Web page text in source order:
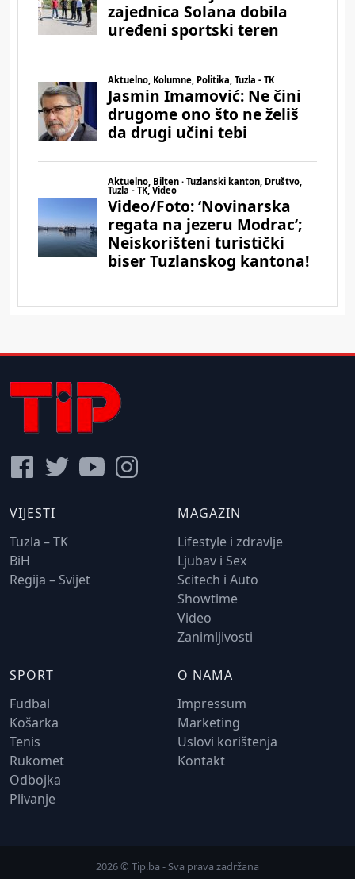
VIJESTI
Tuzla – TK
BiH
Regija – Svijet
MAGAZIN
Lifestyle i zdravlje
Ljubav i Sex
Scitech i Auto
Showtime
Video
Zanimljivosti
SPORT
Fudbal
Košarka
Tenis
Rukomet
Odbojka
Plivanje
O NAMA
Impressum
Marketing
Uslovi korištenja
Kontakt
2026 © Tip.ba - Sva prava zadržana